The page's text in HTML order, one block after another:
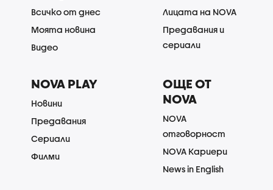
Всичко от днес
Моята новина
Видео
Лицата на NOVA
Предавания и
сериали
NOVA PLAY
Новини
Предавания
Сериали
Филми
ОЩЕ ОТ
NOVA
NOVA
отговорност
NOVA Кариери
News in English